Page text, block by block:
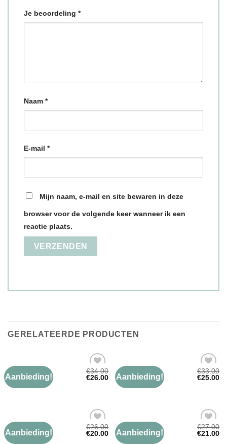
Je beoordeling *
Naam *
E-mail *
Mijn naam, e-mail en site bewaren in deze
browser voor de volgende keer wanneer ik een
reactie plaats.
GERELATEERDE PRODUCTEN
Aanbieding!
Toevoegen
PAISLEY SJAAL
paisley sjaal
€34.00
€26.00 Aanbieding!
Toevoegen
PAISLEY SJAAL
paisley sjaal
€33.00
€25.00
Aanbieding!
Toevoegen
PAISLEY SJAAL
paisley sjaal
€26.00
€20.00 Aanbieding!
Toevoegen
PAISLEY SJAAL
paisley sjaal
€27.00
€21.00